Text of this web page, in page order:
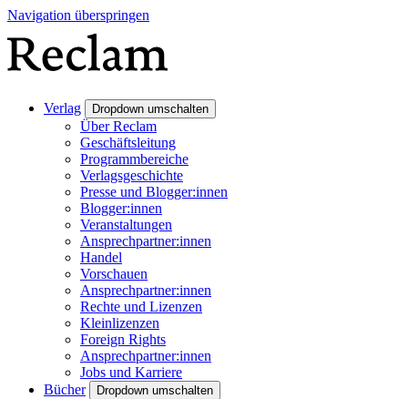
Navigation überspringen
Verlag Dropdown umschalten
Über Reclam
Geschäftsleitung
Programmbereiche
Verlagsgeschichte
Presse und Blogger:innen
Blogger:innen
Veranstaltungen
Ansprechpartner:innen
Handel
Vorschauen
Ansprechpartner:innen
Rechte und Lizenzen
Kleinlizenzen
Foreign Rights
Ansprechpartner:innen
Jobs und Karriere
Bücher
Dropdown umschalten